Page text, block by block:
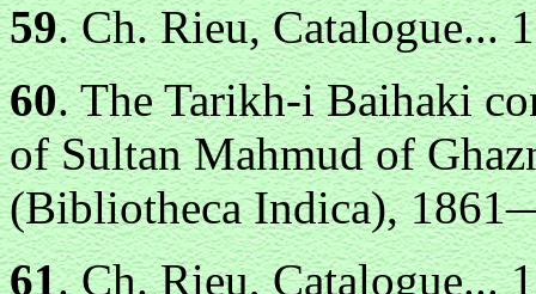
59. Сh. Rieu, Catalogue...
60. The Tarikh-i Baihaki
of Sultan Mahmud of
(Bibliotheca Indica),
61. Сh. Rieu, Catalogue...